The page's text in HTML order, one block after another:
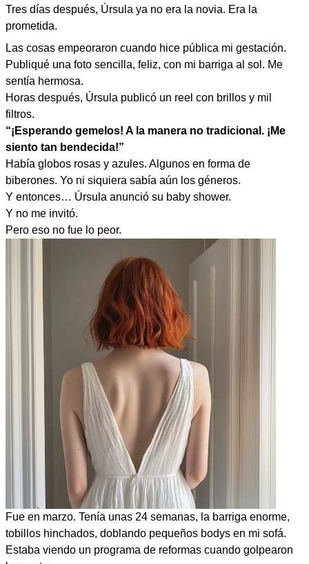
Tres días después, Úrsula ya no era la novia. Era la
prometida.
Las cosas empeoraron cuando hice pública mi gestación.
Publiqué una foto sencilla, feliz, con mi barriga al sol. Me
sentía hermosa.
Horas después, Úrsula publicó un reel con brillos y mil
filtros.
“¡Esperando gemelos! A la manera no tradicional. ¡Me
siento tan bendecida!”
Había globos rosas y azules. Algunos en forma de
biberones. Yo ni siquiera sabía aún los géneros.
Y entonces… Úrsula anunció su baby shower.
Y no me invitó.
Pero eso no fue lo peor.
Fue en marzo. Tenía unas 24 semanas, la barriga enorme,
tobillos hinchados, doblando pequeños bodys en mi sofá.
Estaba viendo un programa de reformas cuando golpearon